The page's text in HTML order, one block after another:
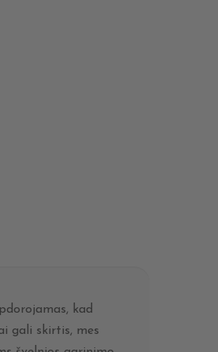
kad
gali skirtis, mes